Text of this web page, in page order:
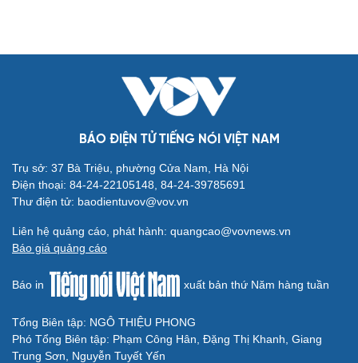
Cải chính
BÁO ĐIỆN TỬ TIẾNG NÓI VIỆT NAM
Trụ sở: 37 Bà Triệu, phường Cửa Nam, Hà Nội
Điện thoại: 84-24-22105148, 84-24-39785691
Thư điện tử: baodientuvov@vov.vn
Liên hệ quảng cáo, phát hành: quangcao@vovnews.vn
Báo giá quảng cáo
Báo in xuất bản thứ Năm hàng tuần
Tổng Biên tập: NGÔ THIỆU PHONG
Phó Tổng Biên tập: Phạm Công Hân, Đặng Thị Khanh, Giang
Trung Sơn, Nguyễn Tuyết Yến